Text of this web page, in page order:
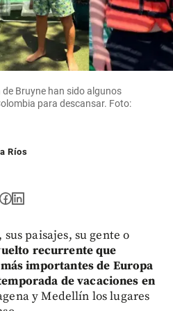
de Bruyne han sido algunos
para descansar. Foto:
Ríos
paisajes, su gente o
recurrente que
importantes de Europa
de vacaciones en
y Medellín los lugares